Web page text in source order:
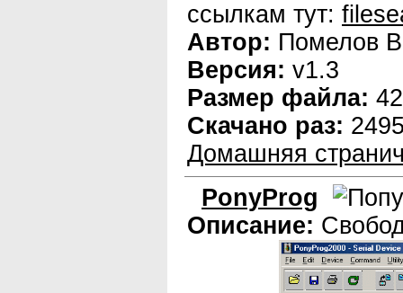
ссылкам тут:
Автор: Помелов
Версия: v1.3
Размер файла:
Скачано раз:
Домашняя
PonyProg
Описание: